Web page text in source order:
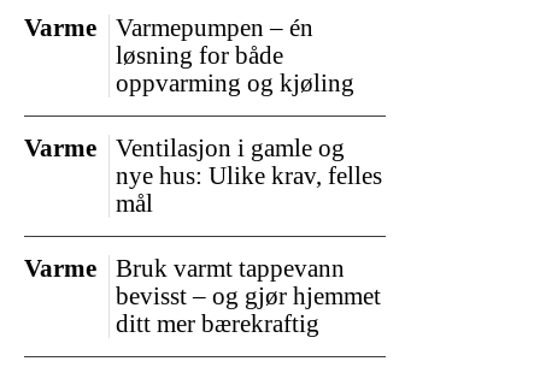
Varmepumpen – én
løsning for både
oppvarming og kjøling
Varme
Ventilasjon i gamle og
nye hus: Ulike krav, felles
mål
Varme
Bruk varmt tappevann
bevisst – og gjør hjemmet
ditt mer bærekraftig
Varme